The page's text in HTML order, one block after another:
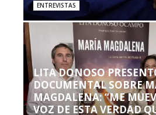
ENTREVISTAS
LITA DONOSO
DOCUMENTAL SOBRE
MAGDALENA: “ME
VOZ DE ESTA VERDAD